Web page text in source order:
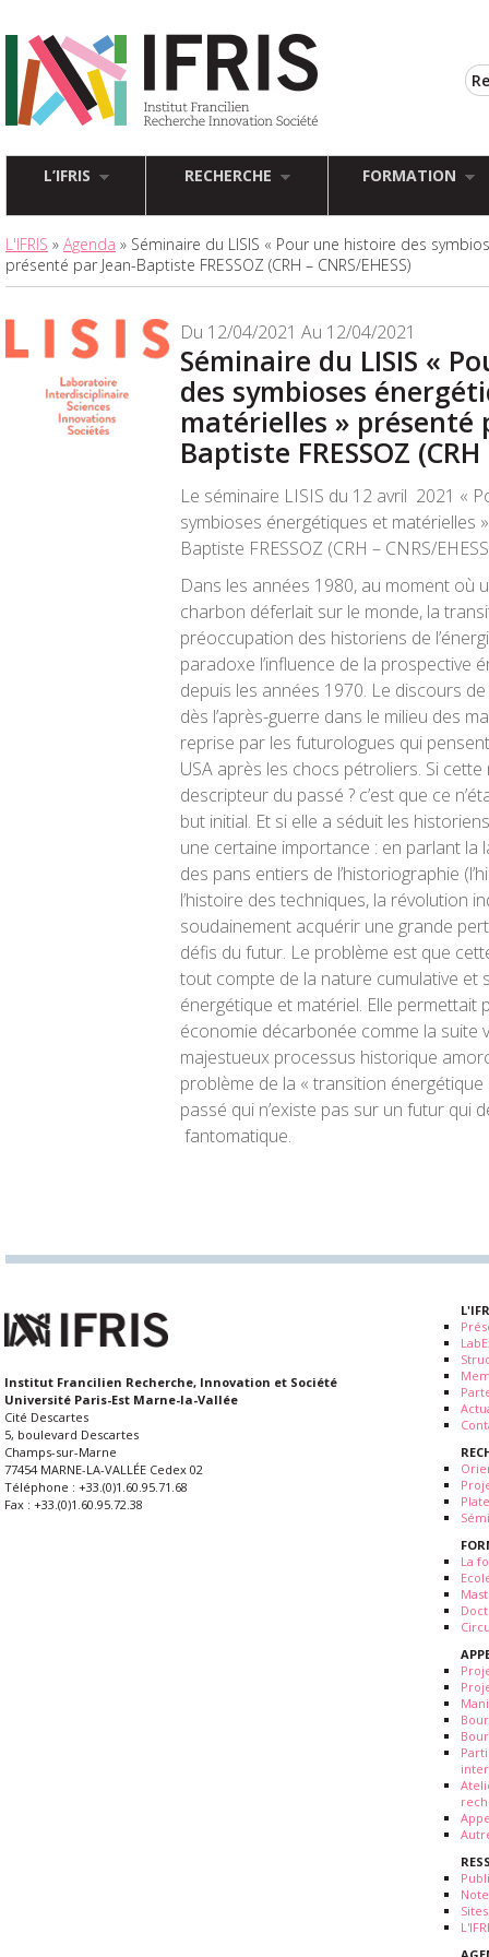
L’IFRIS RECHERCHE FORMATION
L'IFRIS » Agenda » Séminaire du LISIS « Pour une histoire des
présenté par Jean-Baptiste FRESSOZ (CRH – CNRS/EHESS)
Du 12/04/2021 Au 12/04/2021
Séminaire du LISIS «
des symbioses
matérielles » présenté
Baptiste FRESSOZ (CRH
Le séminaire LISIS du 12 avril 2021 «
symbioses énergétiques et matérielles
Baptiste FRESSOZ (CRH – CNRS/
Dans les années 1980, au moment où
charbon déferlait sur le monde, la
préoccupation des historiens de
paradoxe l’influence de la prospective
depuis les années 1970. Le discours
dès l’après-guerre dans le milieu des
reprise par les futurologues qui
USA après les chocs pétroliers. Si
descripteur du passé ? c’est que ce
but initial. Et si elle a séduit les
une certaine importance : en parlant la
des pans entiers de l’historiographie
l’histoire des techniques, la révolution
soudainement acquérir une grande
défis du futur. Le problème est que
tout compte de la nature cumulative et
énergétique et matériel. Elle permettait
économie décarbonée comme la suite
majestueux processus historique
problème de la « transition énergétique
passé qui n’existe pas sur un futur qui
fantomatique.
Institut Francilien Recherche, Innovation et Société
Université Paris-Est Marne-la-Vallée
Cité Descartes
5, boulevard Descartes
Champs-sur-Marne
77454 MARNE-LA-VALLÉE Cedex 02
Téléphone : +33.(0)1.60.95.71.68
Fax : +33.(0)1.60.95.72.38
La